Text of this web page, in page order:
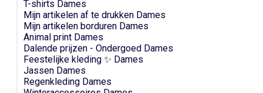
T-shirts Dames
Mijn artikelen af te drukken Dames
Mijn artikelen borduren Dames
Animal print Dames
Dalende prijzen - Ondergoed Dames
Feestelijke kleding ✨ Dames
Jassen Dames
Regenkleding Dames